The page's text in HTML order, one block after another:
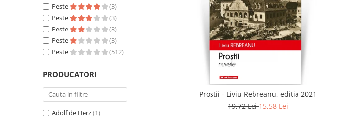
Contemporana
Non-fictiune
Peste
(3)
Peste
(3)
Peste
(3)
Peste
(3)
Peste
(512)
PRODUCATORI
Adolf de Herz(1)
Prostii - Liviu Rebreanu, editia 2021
19,72 Lei15,58 Lei